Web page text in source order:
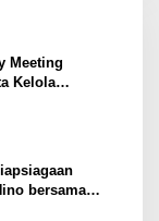
Meeting
Kelola
bersama